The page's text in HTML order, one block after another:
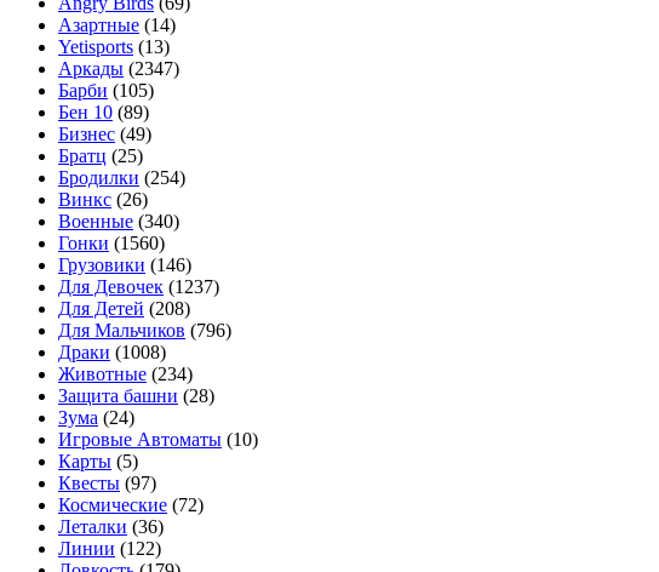
Азартные (14)
Yetisports (13)
Аркады (2347)
Барби (105)
Бен 10 (89)
Бизнес (49)
Братц (25)
Бродилки (254)
Винкс (26)
Военные (340)
Гонки (1560)
Грузовики (146)
Для Девочек (1237)
Для Детей (208)
Для Мальчиков (796)
Драки (1008)
Животные (234)
Защита башни (28)
Зума (24)
Игровые Автоматы (10)
Карты (5)
Квесты (97)
Космические (72)
Леталки (36)
Линии (122)